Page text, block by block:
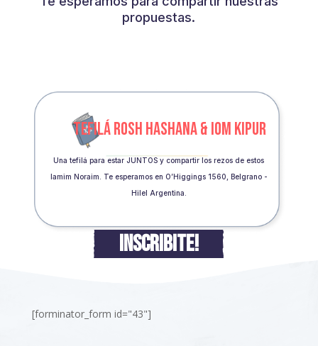
propuestas.
TEFILÁ ROSH HASHANA & IOM KIPUR
Una tefilá para estar JUNTOS y compartir los rezos de estos
Iamim Noraim. Te esperamos en O’Higgings 1560, Belgrano -
Hilel Argentina.
INSCRIBITE!
[forminator_form id="43"]